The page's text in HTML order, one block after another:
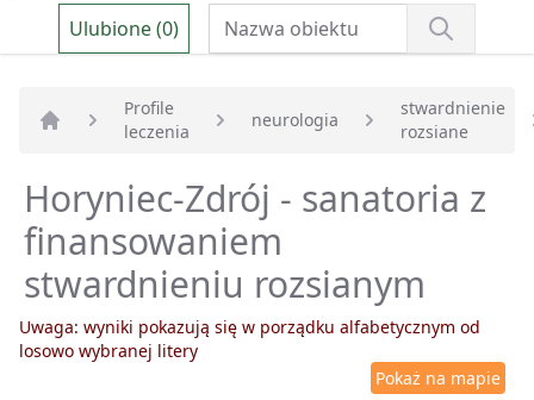
Ulubione (0)
Strona główna
Profile
leczenia
neurologia
stwardnienie
rozsiane
Horyniec-Zdrój - sanatoria z
finansowaniem
stwardnieniu rozsianym
Uwaga: wyniki pokazują się w porządku alfabetycznym od
losowo wybranej litery
Pokaż na mapie